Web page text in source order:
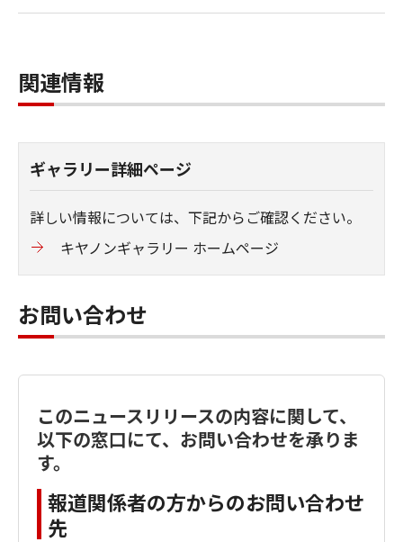
関連情報
ギャラリー詳細ページ
詳しい情報については、下記からご確認ください。
キヤノンギャラリー ホームページ
お問い合わせ
このニュースリリースの内容に関して、
以下の窓口にて、お問い合わせを承りま
す。
報道関係者の方からのお問い合わせ
先